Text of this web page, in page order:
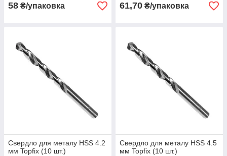
58 ₴/упаковка 61,70 ₴/упаковка
Свердло для металу HSS 4.2
мм Topfix (10 шт.)
Свердло для металу HSS 4.5
мм Topfix (10 шт.)